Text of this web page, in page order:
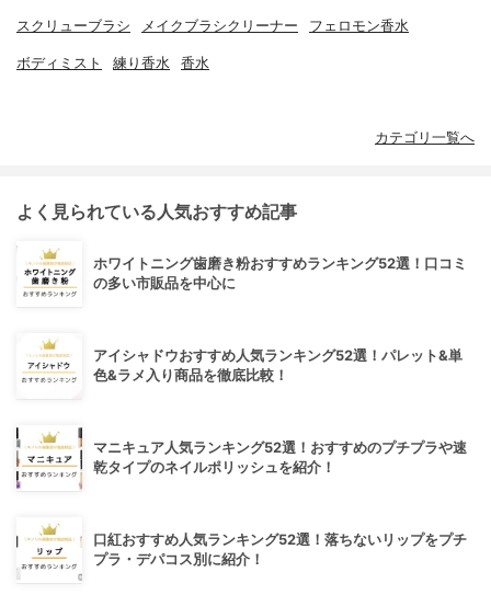
スクリューブラシ メイクブラシクリーナー フェロモン香水
ボディミスト 練り香水 香水
カテゴリ一覧へ
よく見られている人気おすすめ記事
ホワイトニング歯磨き粉おすすめランキング52選！口コミ
の多い市販品を中心に
アイシャドウおすすめ人気ランキング52選！パレット&単
色&ラメ入り商品を徹底比較！
マニキュア人気ランキング52選！おすすめのプチプラや速
乾タイプのネイルポリッシュを紹介！
口紅おすすめ人気ランキング52選！落ちないリップをプチ
プラ・デパコス別に紹介！